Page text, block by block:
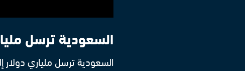
السعودية ترسل
السعودية ترسل ملياري دولار